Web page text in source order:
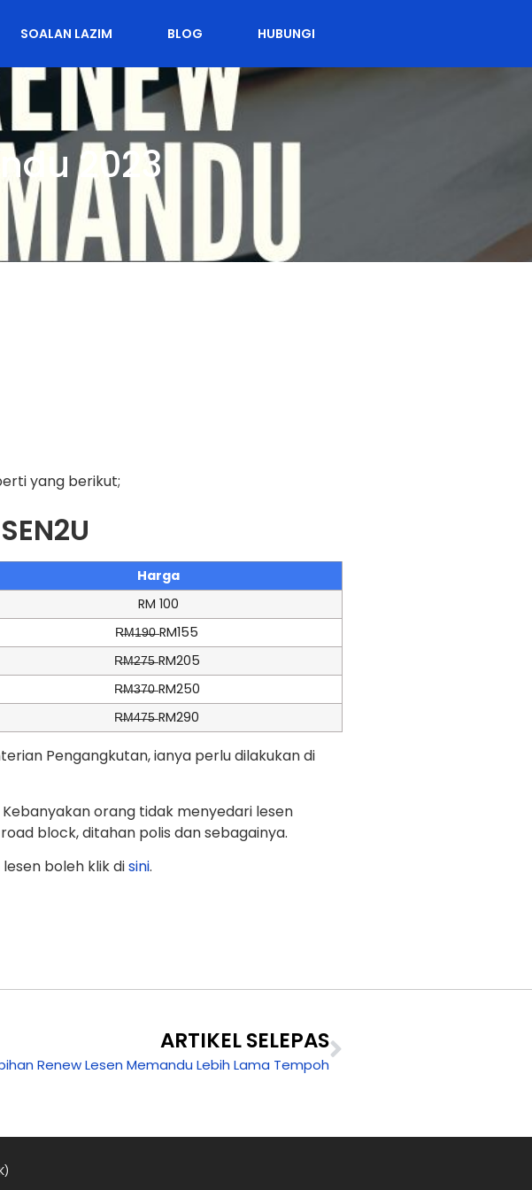
SOALAN LAZIM BLOG HUBUNGI
2023
yang berikut;
Harga
RM 100
R̶M̶1̶9̶0̶ RM155
R̶M̶2̶7̶5̶ RM205
R̶M̶3̶7̶0̶ RM250
R̶M̶4̶7̶5̶ RM290
Pengangkutan, ianya perlu dilakukan di
orang tidak menyedari lesen
block, ditahan polis dan sebagainya.
boleh klik disini.
ARTIKEL SELEPAS
Renew Lesen Memandu Lebih Lama Tempoh